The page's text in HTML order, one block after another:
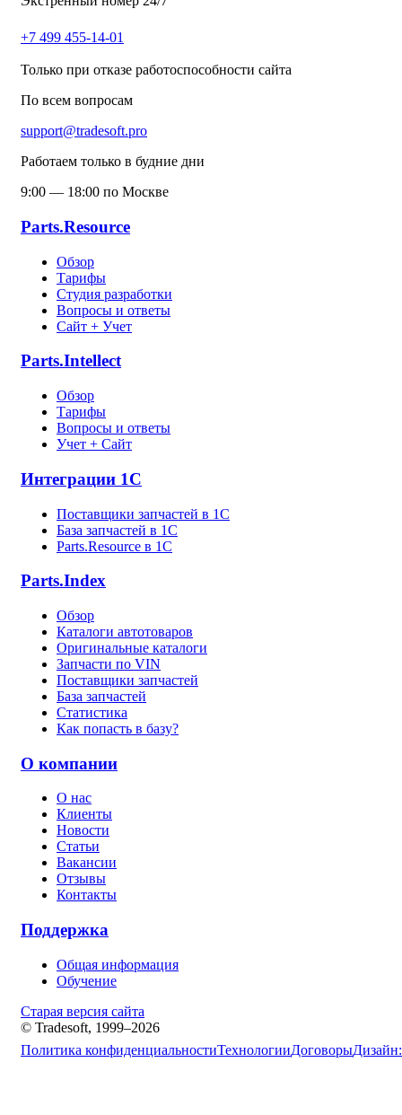
+7 499 455-14-01
Только при отказе работоспособности сайта
По всем вопросам
support@tradesoft.pro
Работаем только в будние дни
9:00 — 18:00 по Москве
Parts.Resource
Обзор
Тарифы
Студия разработки
Вопросы и ответы
Сайт + Учет
Parts.Intellect
Обзор
Тарифы
Вопросы и ответы
Учет + Сайт
Интеграции 1С
Поставщики запчастей в 1C
База запчастей в 1С
Parts.Resource в 1C
Parts.Index
Обзор
Каталоги автотоваров
Оригинальные каталоги
Запчасти по VIN
Поставщики запчастей
База запчастей
Статистика
Как попасть в базу?
О компании
О нас
Клиенты
Новости
Статьи
Вакансии
Отзывы
Контакты
Поддержка
Общая информация
Обучение
Старая версия сайта
© Tradesoft, 1999–2026
Политика конфиденциальностиТехнологииДоговорыДизайн: